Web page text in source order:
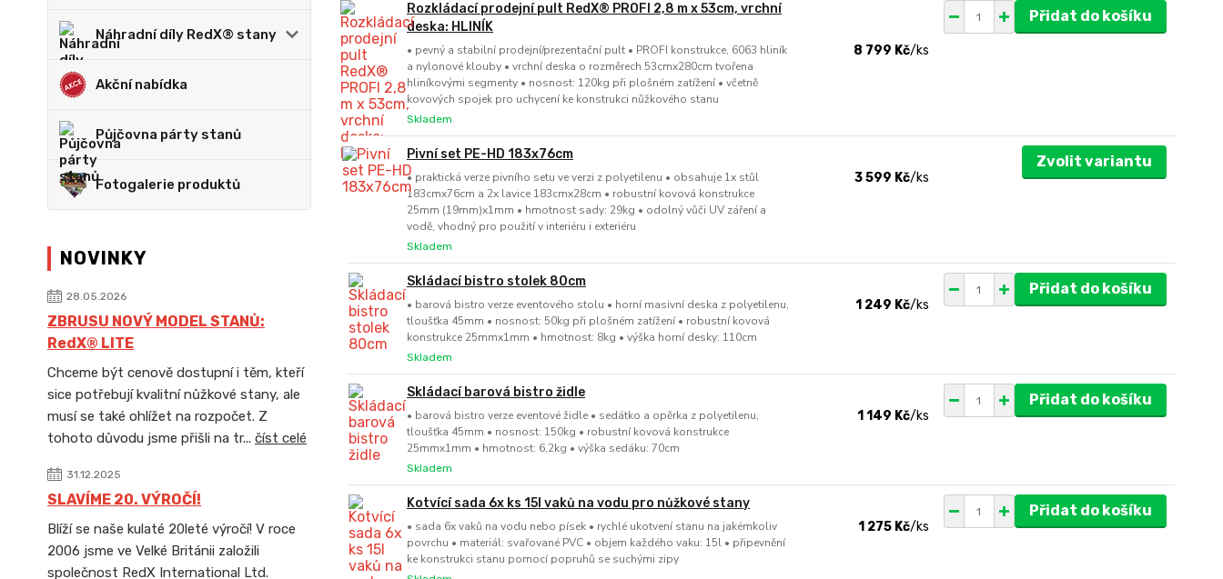
Náhradní díly RedX® stany
Akční nabídka
Půjčovna párty stanů
Fotogalerie produktů
NOVINKY
28.05.2026
ZBRUSU NOVÝ MODEL STANŮ:
RedX® LITE
Chceme být cenově dostupní i těm, kteří
sice potřebují kvalitní nůžkové stany, ale
musí se také ohlížet na rozpočet. Z
tohoto důvodu jsme přišli na tr... číst celé
31.12.2025
SLAVÍME 20. VÝROČÍ!
Blíží se naše kulaté 20leté výročí! V roce
2006 jsme ve Velké Británii založili
společnost RedX International Ltd.
Rozkládací prodejní pult RedX® PROFI 2,8 m x 53cm, vrchní
deska: HLINÍK
• pevný a stabilní prodejní/prezentační pult • PROFI konstrukce, 6063 hliník
a nylonové klouby • vrchní deska o rozměrech 53cmx280cm tvořena
hliníkovými segmenty • nosnost: 120kg při plošném zatížení • včetně
kovových spojek pro uchycení ke konstrukci nůžkového stanu
8 799 Kč/ks
Skladem
Přidat do košíku
Pivní set PE-HD 183x76cm
• praktická verze pivního setu ve verzi z polyetilenu • obsahuje 1x stůl
183cmx76cm a 2x lavice 183cmx28cm • robustní kovová konstrukce
25mm (19mm)x1mm • hmotnost sady: 29kg • odolný vůči UV záření a
vodě, vhodný pro použití v interiéru i exteriéru
3 599 Kč/ks
Skladem
Zvolit variantu
Skládací bistro stolek 80cm
• barová bistro verze eventového stolu • horní masivní deska z polyetilenu,
tloušťka 45mm • nosnost: 50kg při plošném zatížení • robustní kovová
konstrukce 25mmx1mm • hmotnost: 8kg • výška horní desky: 110cm
1 249 Kč/ks
Skladem
Přidat do košíku
Skládací barová bistro židle
• barová bistro verze eventové židle • sedátko a opěrka z polyetilenu,
tloušťka 45mm • nosnost: 150kg • robustní kovová konstrukce
25mmx1mm • hmotnost: 6,2kg • výška sedáku: 70cm
1 149 Kč/ks
Skladem
Přidat do košíku
Kotvící sada 6x ks 15l vaků na vodu pro nůžkové stany
• sada 6x vaků na vodu nebo písek • rychlé ukotvení stanu na jakémkoliv
povrchu • materiál: svařované PVC • objem každého vaku: 15l • připevnění
ke konstrukci stanu pomocí popruhů se suchými zipy
1 275 Kč/ks
Přidat do košíku